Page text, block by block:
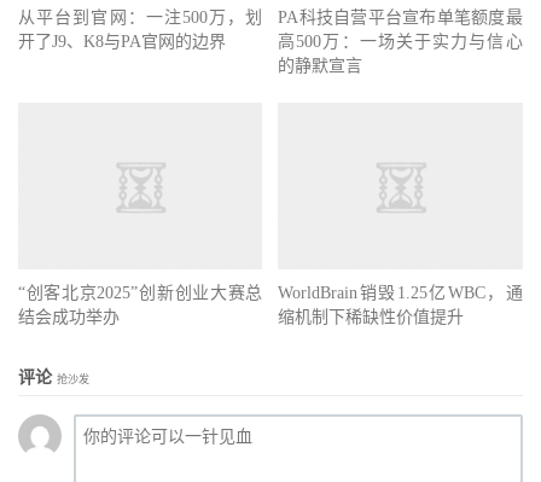
从平台到官网：一注500万，划
开了J9、K8与PA官网的边界
PA科技自营平台宣布单笔额度最
高500万：一场关于实力与信心
的静默宣言
“创客北京2025”创新创业大赛总
结会成功举办
WorldBrain销毁1.25亿WBC，通
缩机制下稀缺性价值提升
评论 抢沙发